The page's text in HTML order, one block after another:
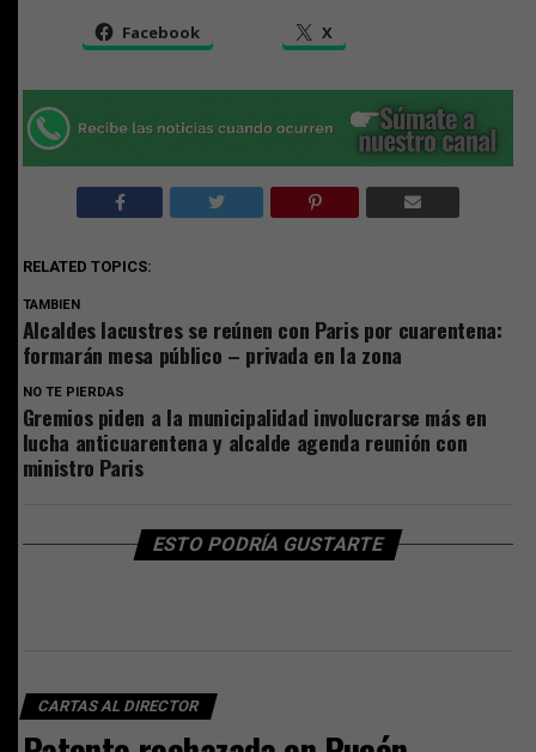
Facebook X
RELATED TOPICS:
TAMBIEN
Alcaldes lacustres se reúnen con Paris por cuarentena:
formarán mesa público – privada en la zona
NO TE PIERDAS
Gremios piden a la municipalidad involucrarse más en
lucha anticuarentena y alcalde agenda reunión con
ministro Paris
ESTO PODRÍA GUSTARTE
CARTAS AL DIRECTOR